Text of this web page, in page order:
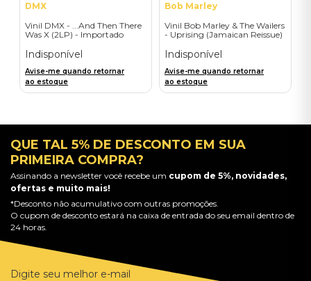
DMX
Vinil DMX - ...And Then There
Was X (2LP) - Importado
Indisponível
Avise-me quando retornar
ao estoque
Bob Marley
Vinil Bob Marley & The Wailers
- Uprising (Jamaican Reissue)
Indisponível
Avise-me quando retornar
ao estoque
QUE TAL 5% DE DESCONTO EM SUA
PRIMEIRA COMPRA?
Assinando a newsletter você recebe um cupom de 5%, novidades,
ofertas e muito mais!
*Desconto não acumulativo com outras promoções.
O cupom de desconto estará na caixa de entrada do seu email dentro de
24 horas.
Digite seu melhor e-mail